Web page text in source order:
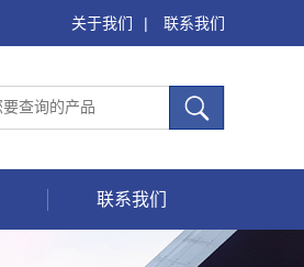
关于我们 | 联系我们
联系我们